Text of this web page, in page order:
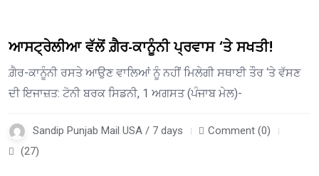
ਆਸਟ੍ਰੇਲੀਆ ਵੱਲੋਂ ਗ਼ੈਰ-ਕਾਨੂੰਨੀ ਪ੍ਰਵਾਸ ‘ਤੇ ਸਖਤੀ!
ਗ਼ੈਰ-ਕਾਨੂੰਨੀ ਰਸਤੇ ਆਉਣ ਵਾਲਿਆਂ ਨੂੰ ਨਹੀਂ ਮਿਲੇਗੀ ਸਥਾਈ ਤੌਰ ‘ਤੇ ਵੱਸਣ
ਦੀ ਇਜਾਜ਼ਤ: ਟੋਨੀ ਬਰਕ ਸਿਡਨੀ, 1 ਅਗਸਤ (ਪੰਜਾਬ ਮੇਲ)-
Sandip Punjab Mail USA / 7 days
Comment (0)
(27)